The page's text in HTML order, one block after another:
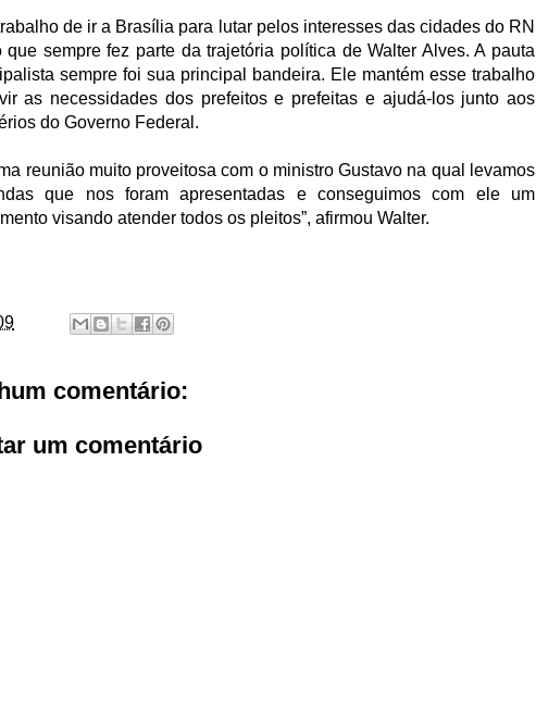
de ir a Brasília para lutar pelos interesses das cidades do RN
que sempre fez parte da trajetória política de Walter Alves. A pauta
sempre foi sua principal bandeira. Ele mantém esse trabalho
as necessidades dos prefeitos e prefeitas e ajudá-los junto aos
do Governo Federal.
reunião muito proveitosa com o ministro Gustavo na qual levamos
que nos foram apresentadas e conseguimos com ele um
visando atender todos os pleitos”, afirmou Walter.
comentário:
um comentário